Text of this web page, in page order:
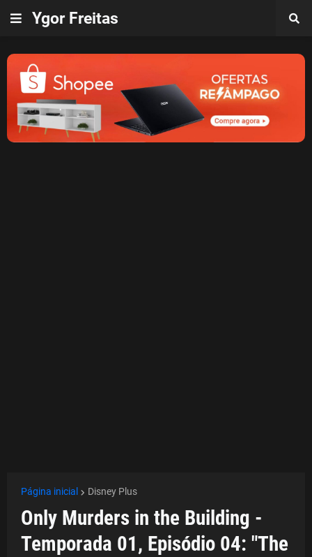
Ygor Freitas
Página inicial Disney Plus
Only Murders in the Building -
Temporada 01, Episódio 04: "The